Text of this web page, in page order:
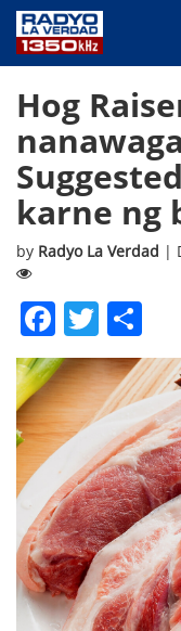
PUBLIC SERVICE
PROGRAMS
ABOUT
Hog
karne ng
by Radyo La Verdad |